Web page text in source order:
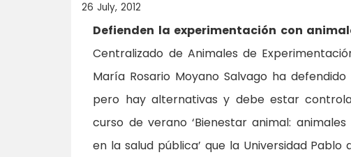
26 July, 2012
Defienden la experimentación con
Centralizado de Animales de
María Rosario Moyano Salvago ha
pero hay alternativas y debe estar
curso de verano ‘Bienestar animal:
en la salud pública’ que la Universidad